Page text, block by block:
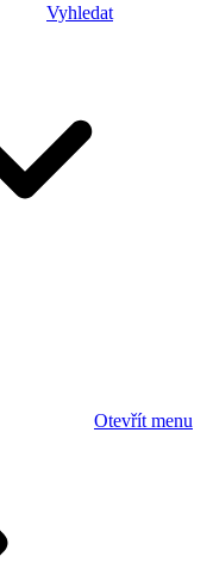
Vyhledat
Otevřít menu